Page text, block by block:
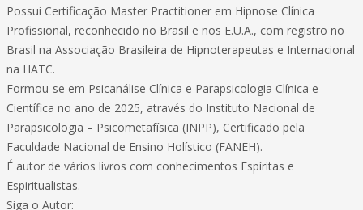
Possui Certificação Master Practitioner em Hipnose Clínica
Profissional, reconhecido no Brasil e nos E.U.A., com registro no
Brasil na Associação Brasileira de Hipnoterapeutas e Internacional
na HATC.
Formou-se em Psicanálise Clínica e Parapsicologia Clínica e
Científica no ano de 2025, através do Instituto Nacional de
Parapsicologia – Psicometafísica (INPP), Certificado pela
Faculdade Nacional de Ensino Holístico (FANEH).
É autor de vários livros com conhecimentos Espíritas e
Espiritualistas.
Siga o Autor: